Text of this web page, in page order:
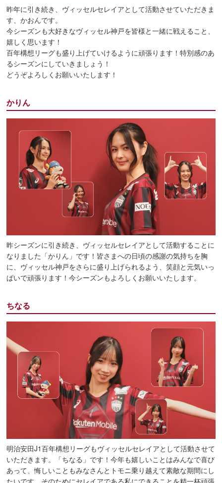
昨年に引き続き、ヴィッセルセレイアとして活動させていただきま
す、かおんです。
今シーズンも大好きなヴィッセル神戸を皆様と一緒に戦えること、
嬉しく思います！
百年構想リーグも盛り上げていけるように頑張ります！特別感のあ
るシーズンにしていきましょう！
どうぞよろしくお願いいたします！
かりん
昨シーズンに引き続き、ヴィッセルセレイアとして活動することに
なりました「かりん」です！皆さまへの日頃の感謝の気持ちを胸
に、ヴィッセル神戸をさらに盛り上げられるよう、笑顔と元気いっ
ぱいで頑張ります！今シーズンもよろしくお願いいたします。
ちなる
明治安田J1百年構想リーグもヴィッセルセレイアとして活動させて
いただきます。「ちなる」です！今年も嬉しいことはみんなで喜び
あって、悔しいこともみなさんとトモニ乗り越えて素敵な期間にし